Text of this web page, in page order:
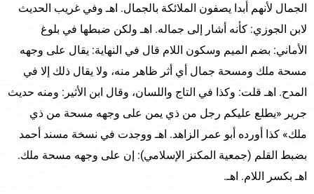
الجمال لأنهم أبدا يصفون الملائكة بالجمال. اهـ وفي غريب الحديث
لابن الجوزي: كأنه أشار إلى جماله. اهـ ولكن ضبطها في بلوغ
الأماني: بضم الميم وسكون اللام قال في النهاية: يقال على وجهه
مسحة ملك ومسحة جمال أي أثر ظاهر منه، ولا يقال ذلك إلا في
المدح. اهـ قلت: وكذا في التاج واللسان، وقال ابن الأثير: ومنه حديث
جرير «يطلع عليكم رجل من ذي يمن على وجهه مسحة من ذي
ملك» كذا أورده أبو عمر الزاهد. اهـ ووجدت في نسخة مسند أحمد
بضبط القلم (جمعية المكنز الإسلامي): إن على وجهه مسحة ملك.
اهـ بكسر اللام. اهـ.